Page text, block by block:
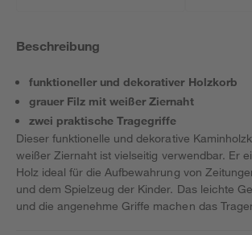
Beschreibung
funktioneller und dekorativer Holzkorb
grauer Filz mit weißer Ziernaht
zwei praktische Tragegriffe
Dieser funktionelle und dekorative
weißer Ziernaht ist vielseitig verwendbar. Er
Holz ideal für die Aufbewahrung von
und dem Spielzeug der Kinder. Das leichte
und die angenehme Griffe machen das